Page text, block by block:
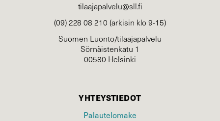
tilaajapalvelu@sll.fi
(09) 228 08 210 (arkisin klo 9-15)
Suomen Luonto/tilaajapalvelu
Sörnäistenkatu 1
00580 Helsinki
YHTEYSTIEDOT
Palautelomake